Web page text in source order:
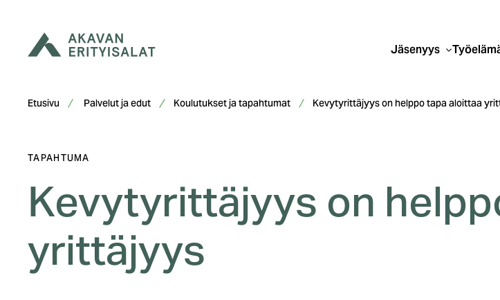
Jäsenyys
Etusivu Palvelut ja edut Koulutukset ja tapahtumat Kevytyrittäjyys on helppo tapa aloittaa
TAPAHTUMA
Kevytyrittäjyys on
yrittäjyys